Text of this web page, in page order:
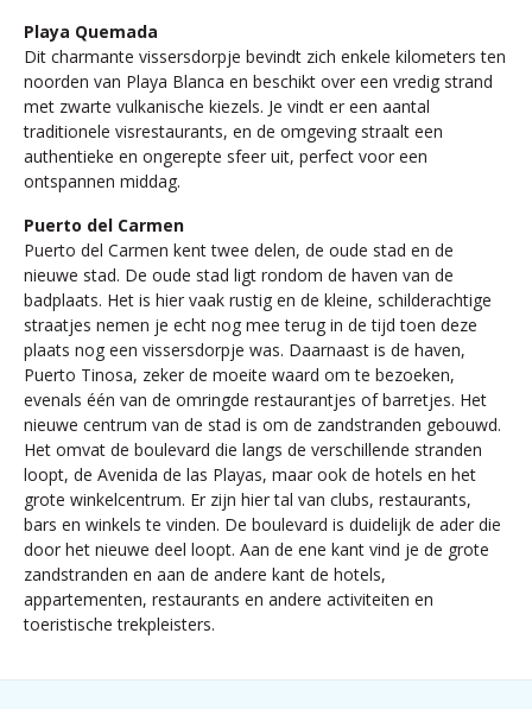
Playa Quemada
Dit charmante vissersdorpje bevindt zich enkele kilometers ten
noorden van Playa Blanca en beschikt over een vredig strand
met zwarte vulkanische kiezels. Je vindt er een aantal
traditionele visrestaurants, en de omgeving straalt een
authentieke en ongerepte sfeer uit, perfect voor een
ontspannen middag.
Puerto del Carmen
Puerto del Carmen kent twee delen, de oude stad en de
nieuwe stad. De oude stad ligt rondom de haven van de
badplaats. Het is hier vaak rustig en de kleine, schilderachtige
straatjes nemen je echt nog mee terug in de tijd toen deze
plaats nog een vissersdorpje was. Daarnaast is de haven,
Puerto Tinosa, zeker de moeite waard om te bezoeken,
evenals één van de omringde restaurantjes of barretjes. Het
nieuwe centrum van de stad is om de zandstranden gebouwd.
Het omvat de boulevard die langs de verschillende stranden
loopt, de Avenida de las Playas, maar ook de hotels en het
grote winkelcentrum. Er zijn hier tal van clubs, restaurants,
bars en winkels te vinden. De boulevard is duidelijk de ader die
door het nieuwe deel loopt. Aan de ene kant vind je de grote
zandstranden en aan de andere kant de hotels,
appartementen, restaurants en andere activiteiten en
toeristische trekpleisters.